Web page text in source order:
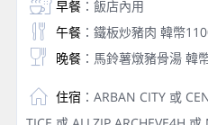
早餐：飯店內用
午餐：鐵板炒豬肉 韓幣
晚餐：馬鈴薯燉豬骨湯 韓
住宿 ：ARBAN CITY 或